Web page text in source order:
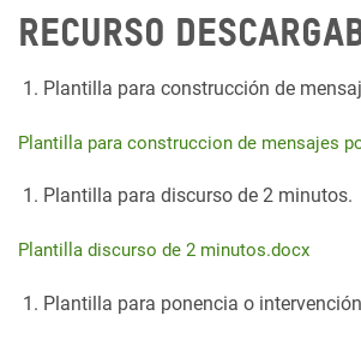
Recurso
Plantilla para construcción de
Plantilla para construccion de mensajes
Plantilla para discurso de 2 minutos.
Plantilla discurso de 2 minutos.docx
Plantilla para ponencia o